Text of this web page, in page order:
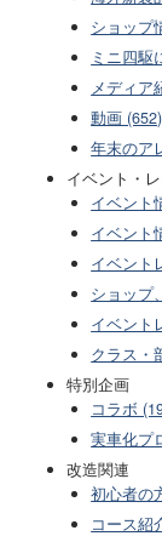
ショップ
ミニ四駆
メディア
動画 (652)
年末のア
イベント・
イベント
イベント
イベント
ショップ
イベント
クラス・
特別企画
コラボ
実車化プ
改造関連
初心者の
コース紹